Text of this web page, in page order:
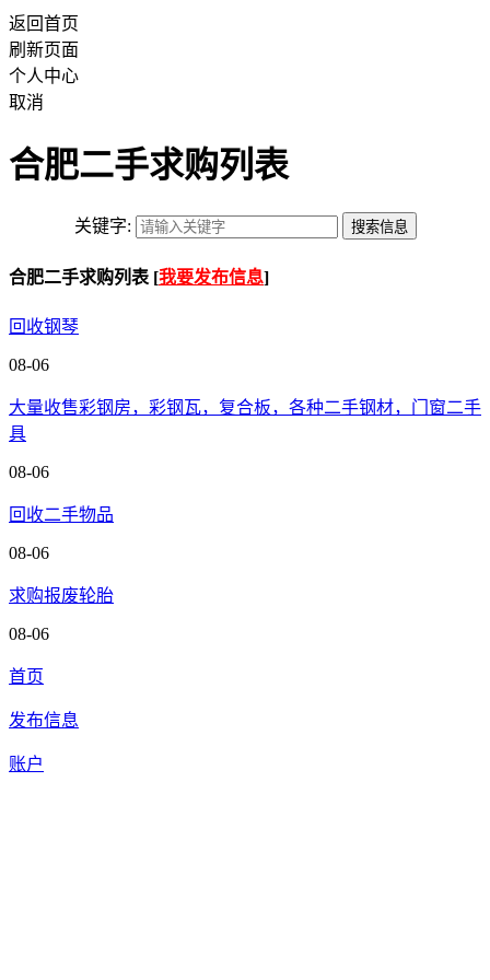
返回首页
刷新页面
个人中心
取消
合肥二手求购列表
关键字:
合肥二手求购列表 [我要发布信息]
回收钢琴
08-06
大量收售彩钢房，彩钢瓦，复合板，各种二手钢材，门窗二手
具
08-06
回收二手物品
08-06
求购报废轮胎
08-06
首页
发布信息
账户